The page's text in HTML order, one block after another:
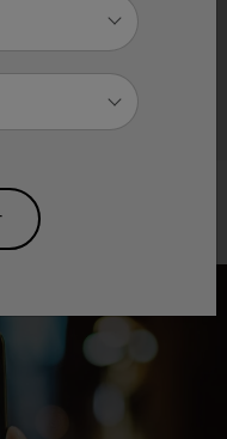
más serios que